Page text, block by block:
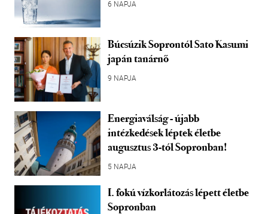
6 NAPJA
Búcsúzik Soprontól Sato Kasumi
japán tanárnő
9 NAPJA
Energiaválság - újabb
intézkedések léptek életbe
augusztus 3-tól Sopronban!
5 NAPJA
I. fokú vízkorlátozás lépett életbe
Sopronban